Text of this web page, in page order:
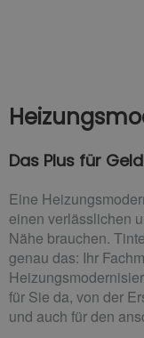
Das Plus für
Eine
einen verlässlichen
Nähe brauchen.
genau das: Ihr
für Sie da, von der
und auch für den